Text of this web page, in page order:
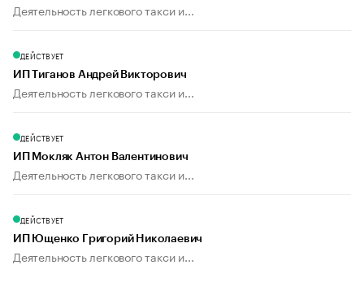
Деятельность легкового такси и...
ДЕЙСТВУЕТ
ИП Тиганов Андрей Викторович
Деятельность легкового такси и...
ДЕЙСТВУЕТ
ИП Мокляк Антон Валентинович
Деятельность легкового такси и...
ДЕЙСТВУЕТ
ИП Ющенко Григорий Николаевич
Деятельность легкового такси и...